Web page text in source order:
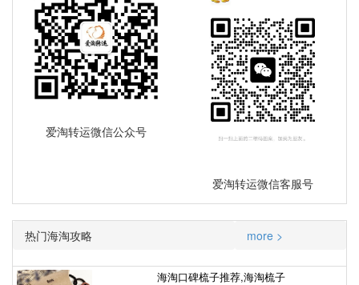
爱淘转运微信公众号
爱淘转运微信客服号
热门海淘攻略 more >
海淘口碑梳子推荐,海淘梳子